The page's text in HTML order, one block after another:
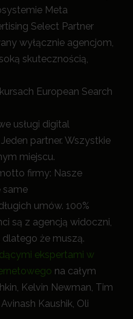
Meta
Select Partner
wyłącznie agencjom,
skutecznością,
European Search
usługi digital
partner. Wszystkie
miejscu.
firmy: Nasze
same
umów. 100%
są z agencją widoczni,
dlatego że muszą.
ekspertami w
na całym
Kelvin Newman, Tim
Kaushik, Oli